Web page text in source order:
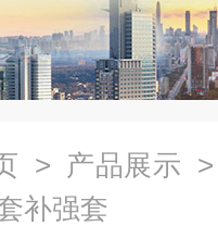
> 产品展示
补强套